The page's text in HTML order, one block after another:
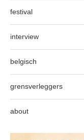
festival
interview
belgisch
grensverleggers
about